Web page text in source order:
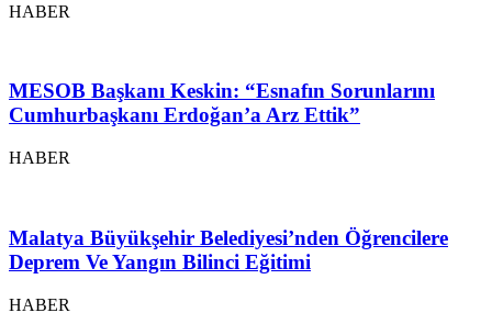
HABER
MESOB Başkanı Keskin: “Esnafın Sorunlarını
Cumhurbaşkanı Erdoğan’a Arz Ettik”
HABER
Malatya Büyükşehir Belediyesi’nden Öğrencilere
Deprem Ve Yangın Bilinci Eğitimi
HABER